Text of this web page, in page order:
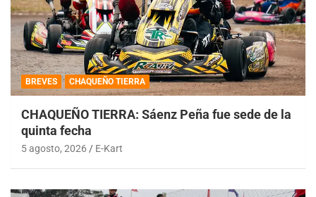
BREVES CHAQUEÑO TIERRA
CHAQUEÑO TIERRA: Sáenz Peña fue sede de la
quinta fecha
5 agosto, 2026 E-Kart